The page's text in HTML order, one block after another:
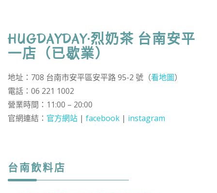
HUGDAYDAY·烈奶茶 台南安平
一店（已歇業）
地址：708 台南市安平區安平路 95-2 號（看地圖）
電話：06 221 1002
營業時間：11:00 – 20:00
官網連結： 官方網站| facebook| instagram
台南飲料店